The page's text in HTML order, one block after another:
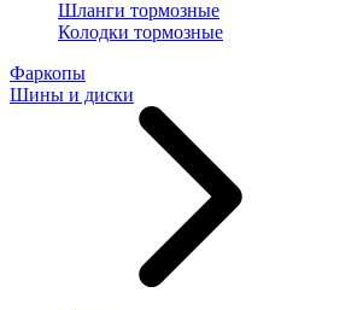
Шланги тормозные
Колодки тормозные
Фаркопы
Шины и диски